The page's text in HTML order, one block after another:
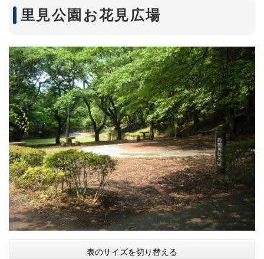
里見公園お花見広場
表のサイズを切り替える